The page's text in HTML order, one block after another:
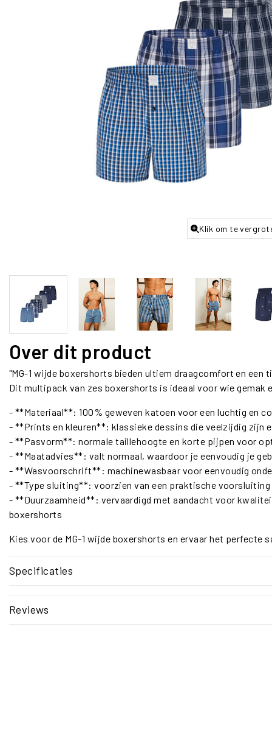
Klik om te
Over dit product
"MG-1 wijde boxershorts bieden ultiem draagcomfort en
Dit multipack van zes boxershorts is ideaal voor wie gemak
- **Materiaal**: 100% geweven katoen voor een luchtig en
- **Prints en kleuren**: klassieke dessins die veelzijdig zijn
- **Pasvorm**: normale taillehoogte en korte pijpen voor
- **Maatadvies**: valt normaal, waardoor je eenvoudig je
- **Wasvoorschrift**: machinewasbaar voor eenvoudig
- **Type sluiting**: voorzien van een praktische
- **Duurzaamheid**: vervaardigd met aandacht voor
boxershorts
Kies voor de MG-1 wijde boxershorts en ervaar het perfecte
Specificaties
Reviews